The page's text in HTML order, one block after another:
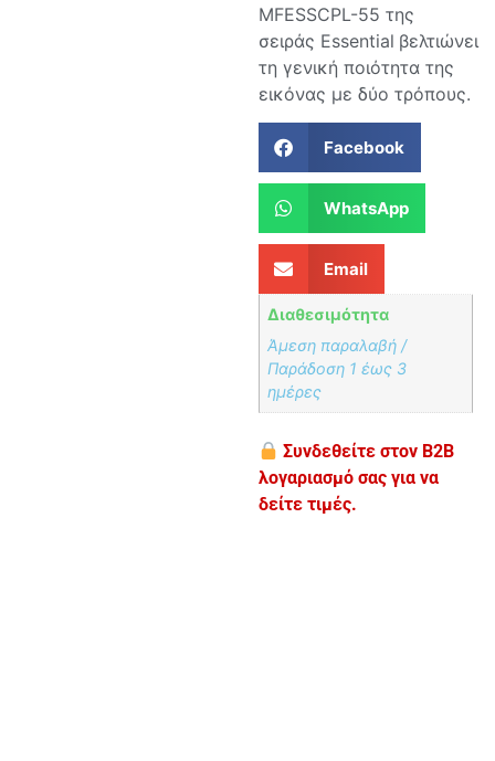
MFESSCPL-55 της
σειράς Essential βελτιώνει
τη γενική ποιότητα της
εικόνας με δύο τρόπους.
Facebook
WhatsApp
Email
Διαθεσιμότητα
Άμεση παραλαβή /
Παράδoση 1 έως 3
ημέρες
Συνδεθείτε στον B2B
λογαριασμό σας για να
δείτε τιμές.